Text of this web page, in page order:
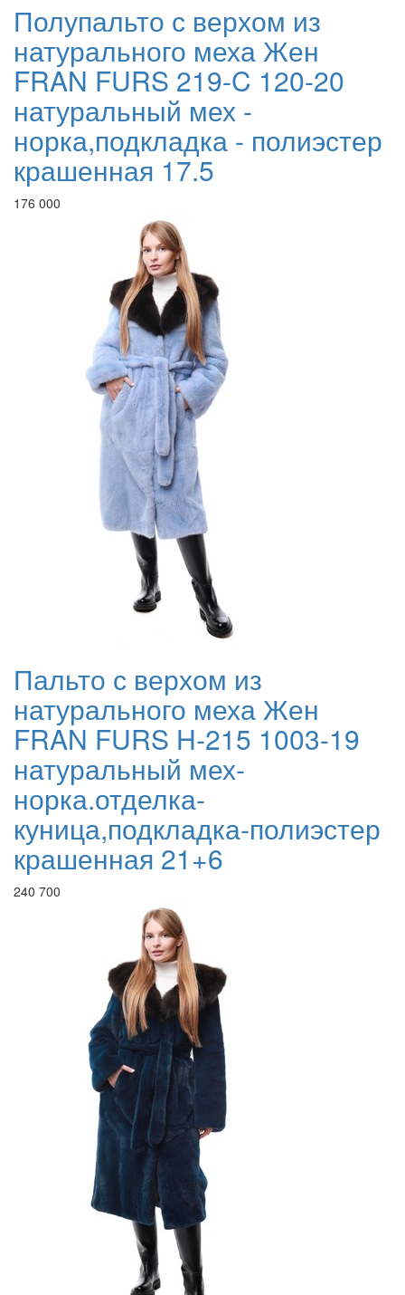
Полупальто с верхом из
натурального меха Жен
FRAN FURS 219-C 120-20
натуральный мех -
норка,подкладка - полиэстер
крашенная 17.5
176 000
Пальто с верхом из
натурального меха Жен
FRAN FURS H-215 1003-19
натуральный мех-
норка.отделка-
куница,подкладка-полиэстер
крашенная 21+6
240 700